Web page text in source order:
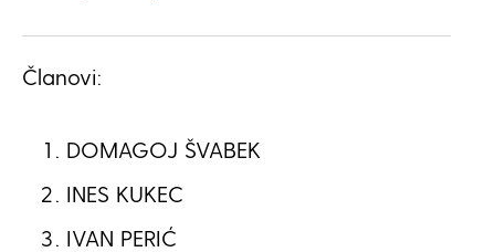
Članovi:
DOMAGOJ ŠVABEK
INES KUKEC
IVAN PERIĆ